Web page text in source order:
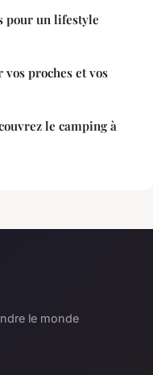
pour un lifestyle
proches et vos
le camping à
le monde